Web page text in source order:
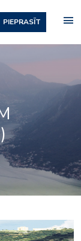
PIEPRASĪT menu